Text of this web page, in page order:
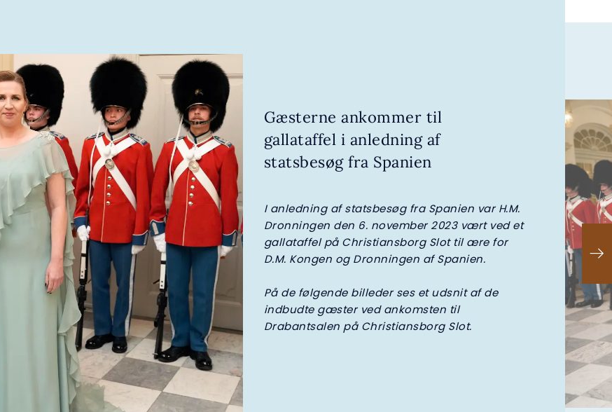
Gæsterne ankommer til
gallataffel i anledning af
statsbesøg fra Spanien
I anledning af statsbesøg fra Spanien var H.M.
Dronningen den 6. november 2023 vært ved et
gallataffel på Christiansborg Slot til ære for
D.M. Kongen og Dronningen af Spanien.
På de følgende billeder ses et udsnit af de
indbudte gæster ved ankomsten til
Drabantsalen på Christiansborg Slot.